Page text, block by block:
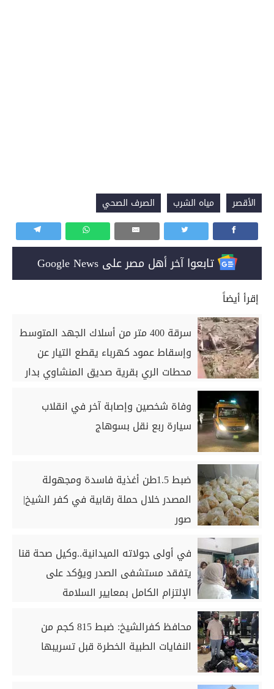
الأقصر مياه الشرب الصرف الصحي
تابعوا آخر أهل مصر على Google News
إقرأ أيضاً
سرقة 400 متر من أسلاك الجهد المتوسط
وإسقاط عمود كهرباء يقطع التيار عن
محطات الري بقرية صديق المنشاوي بدار
وفاة شخصين وإصابة آخر في انقلاب
سيارة ربع نقل بسوهاج
ضبط 1.5طن أغذية فاسدة ومجهولة
المصدر خلال حملة رقابية في كفر الشيخ|
صور
في أولى جولاته الميدانية..وكيل صحة قنا
يتفقد مستشفى الصدر ويؤكد على
الإلتزام الكامل بمعايير السلامة
محافظ كفرالشيخ: ضبط 815 كجم من
النفايات الطبية الخطرة قبل تسريبها